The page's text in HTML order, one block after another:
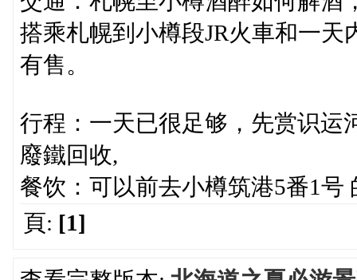
搭乘札幌到小樽段JR火車和一
有售。
行程：一天已很足够，先赏识运
廢鐵回收,
餐饮：可以前去小樽筑港5番1号
頁: [1]